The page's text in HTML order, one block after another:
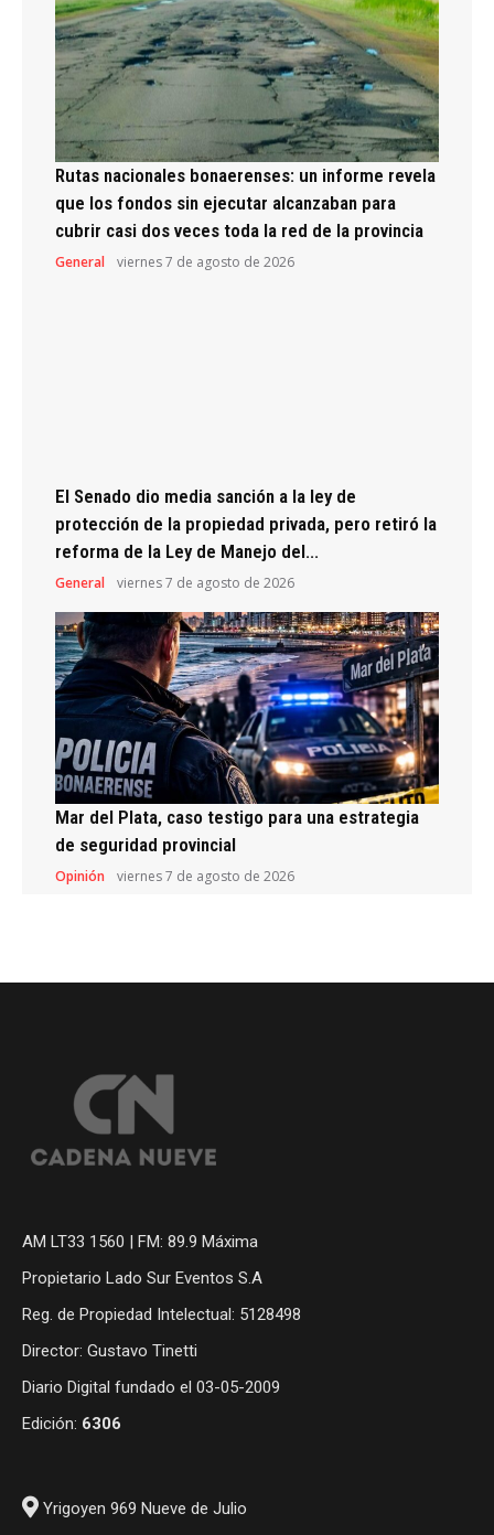
Rutas nacionales bonaerenses: un informe revela
que los fondos sin ejecutar alcanzaban para
cubrir casi dos veces toda la red de la provincia
General viernes 7 de agosto de 2026
El Senado dio media sanción a la ley de
protección de la propiedad privada, pero retiró la
reforma de la Ley de Manejo del...
General viernes 7 de agosto de 2026
Mar del Plata, caso testigo para una estrategia
de seguridad provincial
Opinión viernes 7 de agosto de 2026
AM LT33 1560 | FM: 89.9 Máxima
Propietario Lado Sur Eventos S.A
Reg. de Propiedad Intelectual: 5128498
Director: Gustavo Tinetti
Diario Digital fundado el 03-05-2009
Edición: 6306
Yrigoyen 969 Nueve de Julio